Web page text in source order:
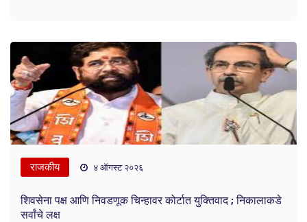
राजकीय ४ ऑगस्ट २०२६
शिवसेना पक्ष आणि निवडणूक चिन्हावर कोर्टात युक्तिवाद ; निकालाकडे
सर्वांचे लक्ष